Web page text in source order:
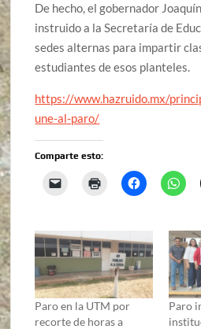
De hecho, el gobernador
instruido a la Secretaría de
sedes alternas para impartir
estudiantes de esos planteles.
https://www.hazruido.mx/
une-al-paro/
Comparte esto:
Paro en la UTM por
recorte de horas a
Paro